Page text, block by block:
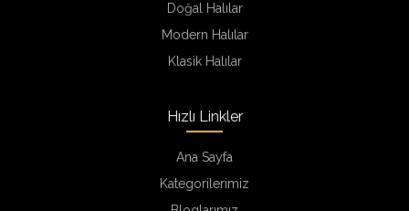
Doğal Halılar
Modern Halılar
Klasik Halılar
Hızlı Linkler
Ana Sayfa
Kategorilerimiz